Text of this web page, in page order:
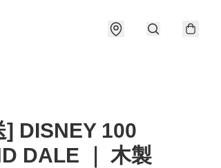
DISNEY 100
DALE ｜ 木製